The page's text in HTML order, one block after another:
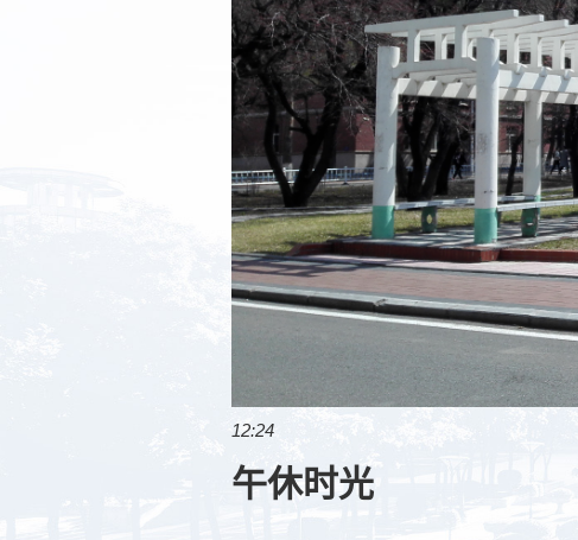
12:24
午休时光